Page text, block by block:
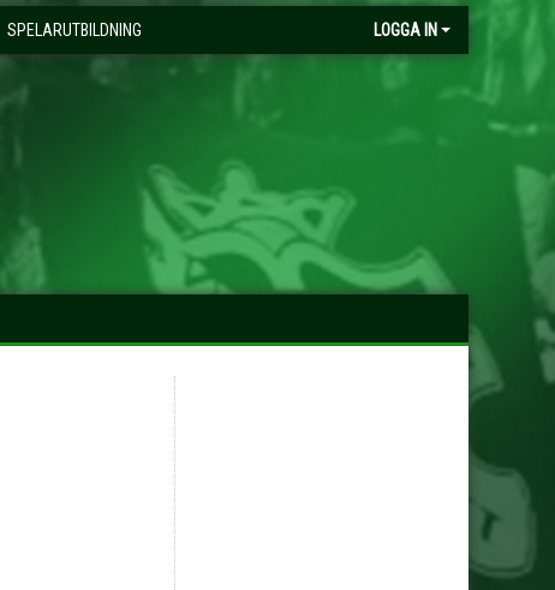
SPELARUTBILDNING LOGGA IN